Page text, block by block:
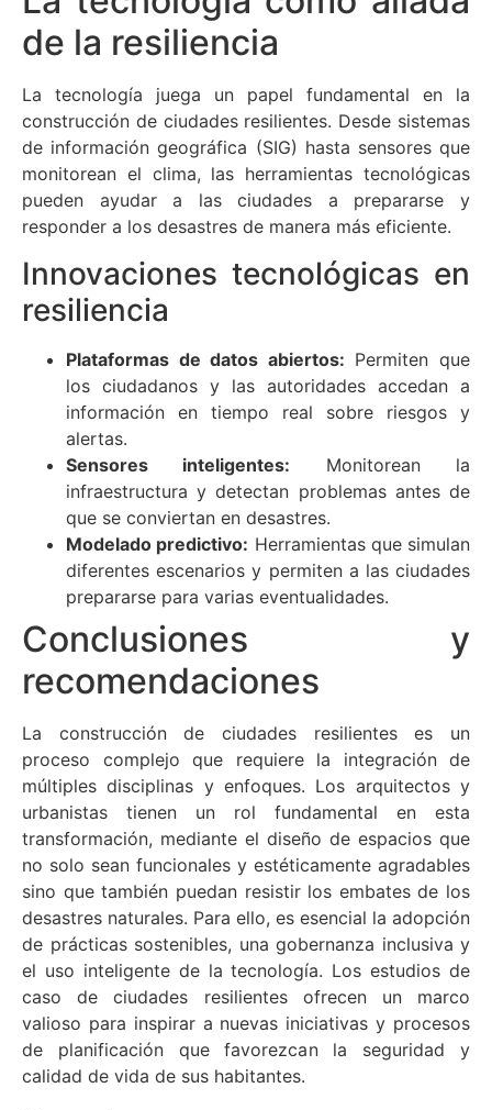
de la resiliencia
La tecnología juega un papel fundamental en la
construcción de ciudades resilientes. Desde sistemas
de información geográfica (SIG) hasta sensores que
monitorean el clima, las herramientas tecnológicas
pueden ayudar a las ciudades a prepararse y
responder a los desastres de manera más eficiente.
Innovaciones tecnológicas en
resiliencia
Plataformas de datos abiertos: Permiten que
los ciudadanos y las autoridades accedan a
información en tiempo real sobre riesgos y
alertas.
Sensores inteligentes: Monitorean la
infraestructura y detectan problemas antes de
que se conviertan en desastres.
Modelado predictivo: Herramientas que simulan
diferentes escenarios y permiten a las ciudades
prepararse para varias eventualidades.
Conclusiones y
recomendaciones
La construcción de ciudades resilientes es un
proceso complejo que requiere la integración de
múltiples disciplinas y enfoques. Los arquitectos y
urbanistas tienen un rol fundamental en esta
transformación, mediante el diseño de espacios que
no solo sean funcionales y estéticamente agradables
sino que también puedan resistir los embates de los
desastres naturales. Para ello, es esencial la adopción
de prácticas sostenibles, una gobernanza inclusiva y
el uso inteligente de la tecnología. Los estudios de
caso de ciudades resilientes ofrecen un marco
valioso para inspirar a nuevas iniciativas y procesos
de planificación que favorezcan la seguridad y
calidad de vida de sus habitantes.